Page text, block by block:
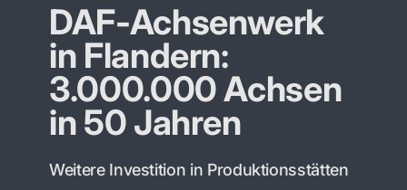
DAF-Achsenwerk
in Flandern:
3.000.000 Achsen
in 50 Jahren
Weitere Investition in Produktionsstätten